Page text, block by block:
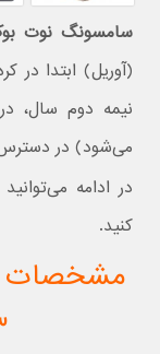
سامسونگ نوت
(آوریل) ابتدا
نیمه دوم سال،
می‌شود) در دسترس
در ادامه
کنید.
مشخصات
۳ و